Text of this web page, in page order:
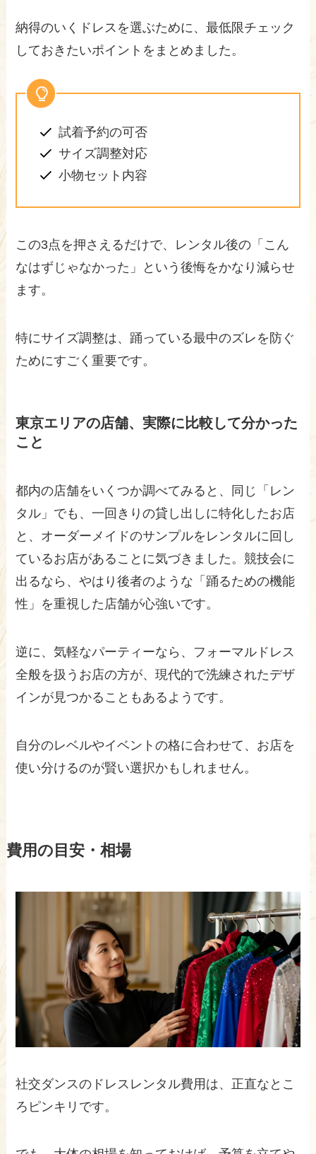
納得のいくドレスを選ぶために、最低限チェック
しておきたいポイントをまとめました。
試着予約の可否
サイズ調整対応
小物セット内容
この3点を押さえるだけで、レンタル後の「こん
なはずじゃなかった」という後悔をかなり減らせ
ます。
特にサイズ調整は、踊っている最中のズレを防ぐ
ためにすごく重要です。
東京エリアの店舗、実際に比較して分かった
こと
都内の店舗をいくつか調べてみると、同じ「レン
タル」でも、一回きりの貸し出しに特化したお店
と、オーダーメイドのサンプルをレンタルに回し
ているお店があることに気づきました。競技会に
出るなら、やはり後者のような「踊るための機能
性」を重視した店舗が心強いです。
逆に、気軽なパーティーなら、フォーマルドレス
全般を扱うお店の方が、現代的で洗練されたデザ
インが見つかることもあるようです。
自分のレベルやイベントの格に合わせて、お店を
使い分けるのが賢い選択かもしれません。
費用の目安・相場
社交ダンスのドレスレンタル費用は、正直なとこ
ろピンキリです。